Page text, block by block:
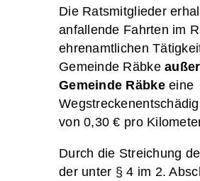
Die Ratsmitglieder
anfallende Fahrten im
ehrenamtlichen
Gemeinde Räbke
Gemeinde Räbkeeine
von 0,30 € pro
Durch die Streichung
der unter § 4 im 2.